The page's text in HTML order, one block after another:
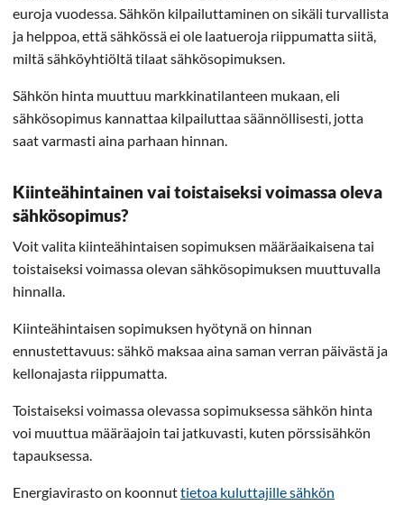
euroja vuodessa. Sähkön kilpailuttaminen on sikäli turvallista
ja helppoa, että sähkössä ei ole laatueroja riippumatta siitä,
miltä sähköyhtiöltä tilaat sähkösopimuksen.
Sähkön hinta muuttuu markkinatilanteen mukaan, eli
sähkösopimus kannattaa kilpailuttaa säännöllisesti, jotta
saat varmasti aina parhaan hinnan.
Kiinteähintainen vai toistaiseksi voimassa oleva
sähkösopimus?
Voit valita kiinteähintaisen sopimuksen määräaikaisena tai
toistaiseksi voimassa olevan sähkösopimuksen muuttuvalla
hinnalla.
Kiinteähintaisen sopimuksen hyötynä on hinnan
ennustettavuus: sähkö maksaa aina saman verran päivästä ja
kellonajasta riippumatta.
Toistaiseksi voimassa olevassa sopimuksessa sähkön hinta
voi muuttua määräajoin tai jatkuvasti, kuten pörssisähkön
tapauksessa.
Energiavirasto on koonnuttietoa kuluttajille sähkön